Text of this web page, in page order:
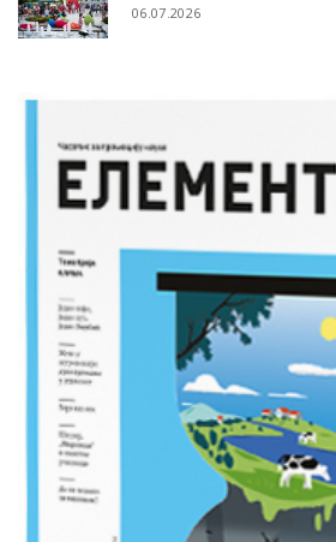
06.07.2026